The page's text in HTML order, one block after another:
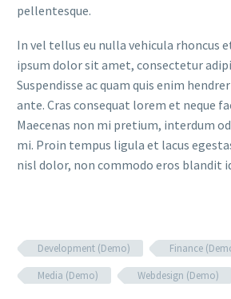
pellentesque.
In vel tellus eu nulla vehicula rhoncus
ipsum dolor sit amet, consectetur
Suspendisse ac quam quis enim
ante. Cras consequat lorem et neque
Maecenas non mi pretium, interdum
mi. Proin tempus ligula et lacus
nisl dolor, non commodo eros blandit
Development (Demo)
Finance
Media (Demo)
Webdesign (Demo)